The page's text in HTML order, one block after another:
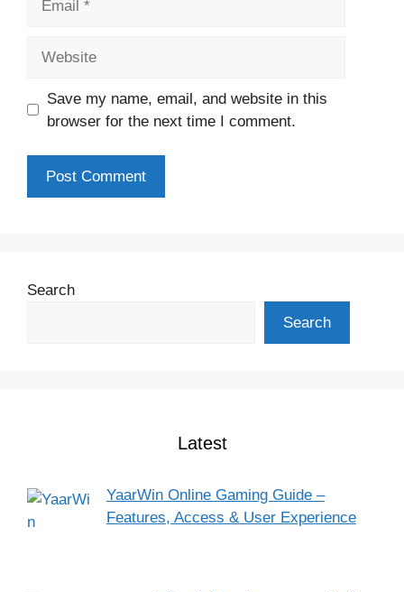
Save my name, email, and website in this
browser for the next time I comment.
Search
Search
Latest
YaarWin Online Gaming Guide –
Features, Access & User Experience